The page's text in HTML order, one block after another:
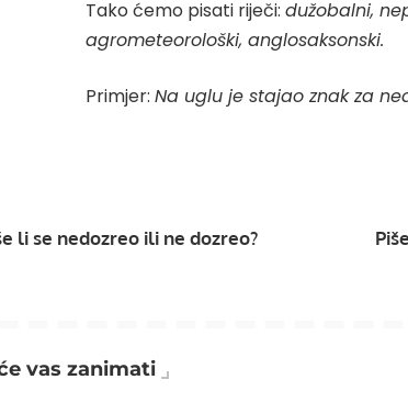
Tako ćemo pisati riječi: dužobalni,
agrometeorološki, anglosaksonski.
Primjer: Na uglu je stajao znak za
li se nedozreo ili ne dozreo?
vas zanimati